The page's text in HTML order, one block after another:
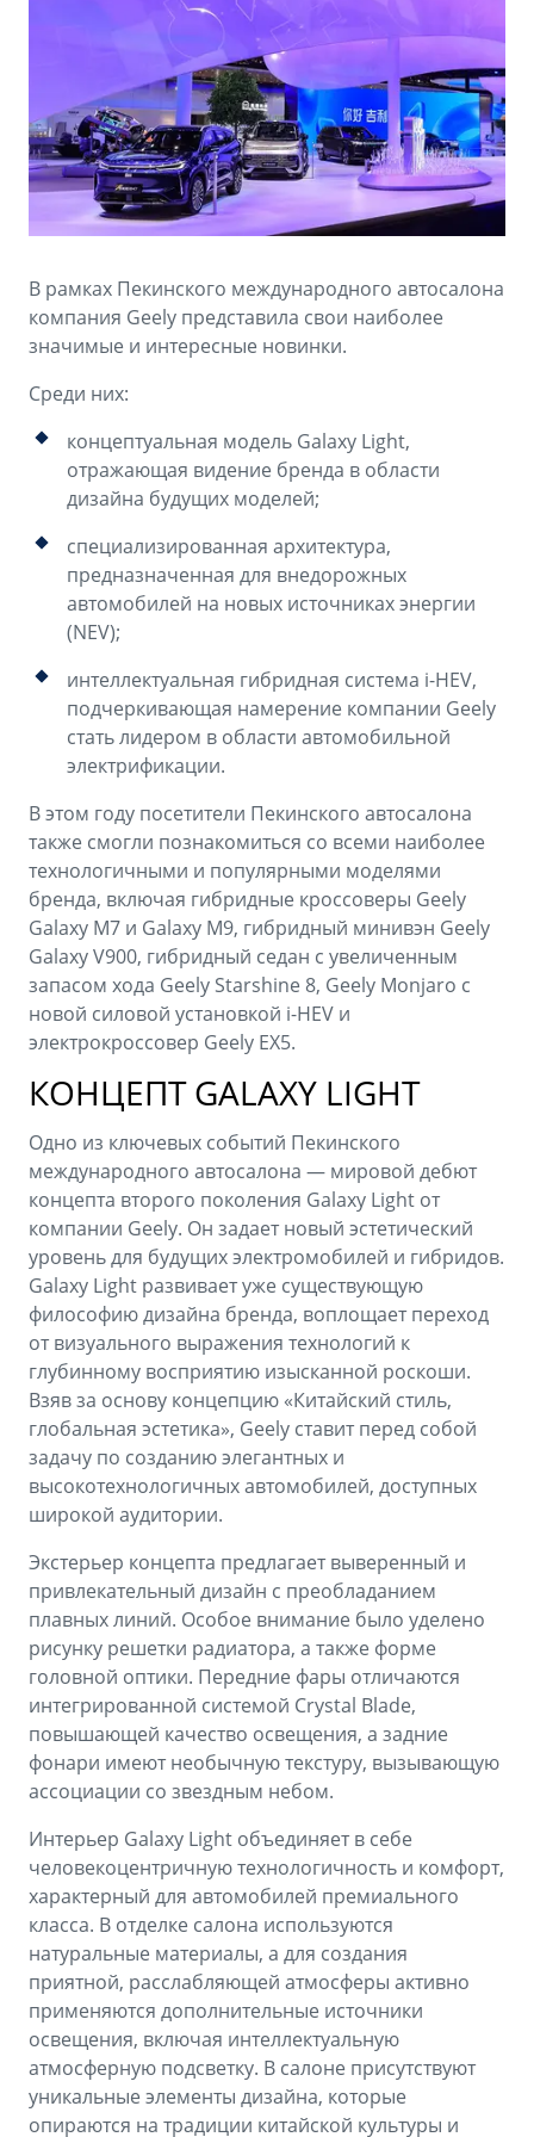
OKAVANGO
от 3 429 990 ₽*
MONJARO
от 4 349 990 ₽*
от 3 079 990 ₽* от 3 769 990 ₽*
Зарядные устройства
ФИНАНСЫ И УСЛУГИ
Автокредит
Расчет КАСКО
Страхование
GEELY Лизинг
Советы по эксплуатации
Спецпредложения
ПОДДЕРЖКА
Помощь на дорогах
Гарантия Geely
Сервисная книжка
Вопросы и ответы
В рамках Пекинского международного автосалона
компания Geely представила свои наиболее
значимые и интересные новинки.
Среди них:
концептуальная модель Galaxy Light,
отражающая видение бренда в области
дизайна будущих моделей;
специализированная архитектура,
предназначенная для внедорожных
автомобилей на новых источниках энергии
(NEV);
интеллектуальная гибридная система i-HEV,
подчеркивающая намерение компании Geely
стать лидером в области автомобильной
электрификации.
В этом году посетители Пекинского автосалона
также смогли познакомиться со всеми наиболее
технологичными и популярными моделями
бренда, включая гибридные кроссоверы Geely
Galaxy M7 и Galaxy M9, гибридный минивэн Geely
Galaxy V900, гибридный седан с увеличенным
запасом хода Geely Starshine 8, Geely Monjaro с
новой силовой установкой i-HEV и
электрокроссовер Geely EX5.
КОНЦЕПТ GALAXY LIGHT
Одно из ключевых событий Пекинского
международного автосалона — мировой дебют
концепта второго поколения Galaxy Light от
компании Geely. Он задает новый эстетический
уровень для будущих электромобилей и гибридов.
Galaxy Light развивает уже существующую
философию дизайна бренда, воплощает переход
от визуального выражения технологий к
глубинному восприятию изысканной роскоши.
Взяв за основу концепцию «Китайский стиль,
глобальная эстетика», Geely ставит перед собой
задачу по созданию элегантных и
высокотехнологичных автомобилей, доступных
широкой аудитории.
Экстерьер концепта предлагает выверенный и
привлекательный дизайн с преобладанием
плавных линий. Особое внимание было уделено
рисунку решетки радиатора, а также форме
головной оптики. Передние фары отличаются
интегрированной системой Crystal Blade,
повышающей качество освещения, а задние
фонари имеют необычную текстуру, вызывающую
ассоциации со звездным небом.
Интерьер Galaxy Light объединяет в себе
человекоцентричную технологичность и комфорт,
характерный для автомобилей премиального
класса. В отделке салона используются
натуральные материалы, а для создания
приятной, расслабляющей атмосферы активно
применяются дополнительные источники
освещения, включая интеллектуальную
атмосферную подсветку. В салоне присутствуют
уникальные элементы дизайна, которые
опираются на традиции китайской культуры и